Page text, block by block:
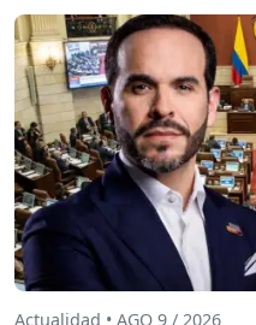
Actualidad • AGO 9 / 2026